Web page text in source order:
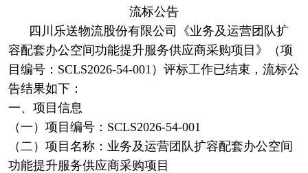
流标公告
四川乐送物流股份有限公司《业务及运营团队扩
容配套办公空间功能提升服务供应商采购项目》（项
目编号：SCLS2026-54-001）评标工作已结束，流标公
告结果如下：
一、项目信息
（一）项目编号：SCLS2026-54-001
（二）项目名称：业务及运营团队扩容配套办公空间
功能提升服务供应商采购项目